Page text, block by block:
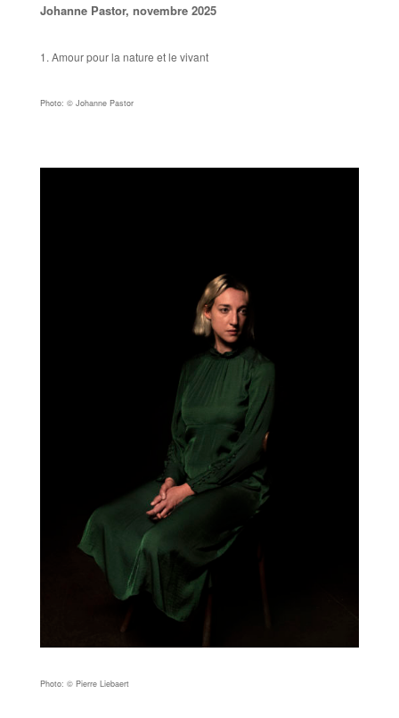
Johanne Pastor, novembre 2025
1. Amour pour la nature et le vivant
Photo: © Johanne Pastor
Photo: © Pierre Liebaert